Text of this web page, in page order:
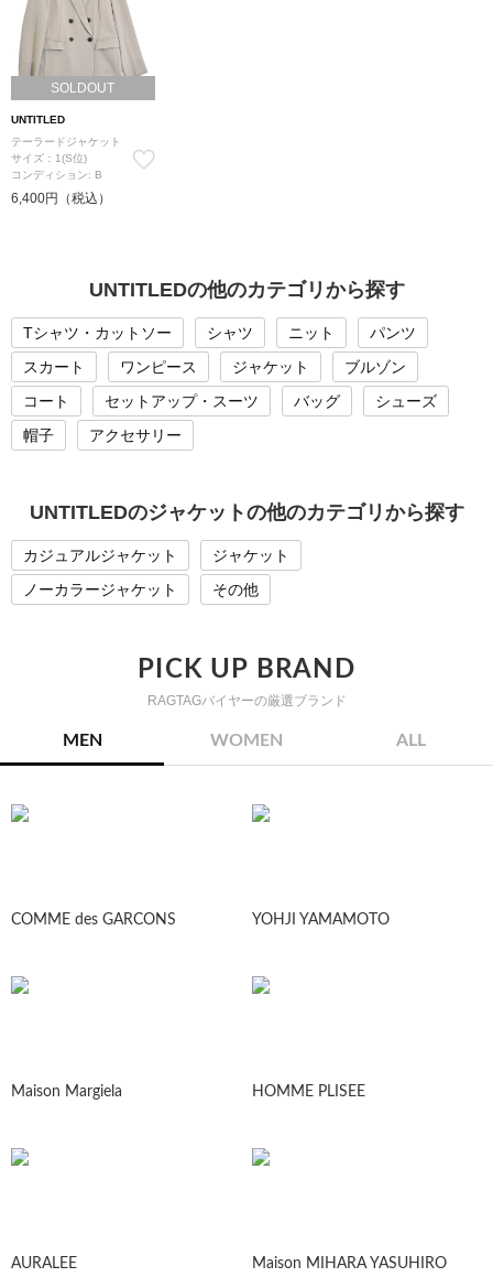
SOLDOUT
UNTITLED
テーラードジャケット
サイズ：1(S位)
コンディション: B
6,400円（税込）
UNTITLEDの他のカテゴリから探す
Tシャツ・カットソー シャツ ニット
パンツ
スカート
ワンピース ジャケット
ブルゾン
コート
セットアップ・スーツ バッグ
シューズ
帽子
アクセサリー
UNTITLEDのジャケットの他のカテゴリから探す
カジュアルジャケット
ジャケット
ノーカラージャケット
その他
PICK UP BRAND
RAGTAGバイヤーの厳選ブランド
MEN WOMEN ALL
COMME des GARCONS YOHJI YAMAMOTO
Maison Margiela HOMME PLISEE
AURALEE Maison MIHARA YASUHIRO